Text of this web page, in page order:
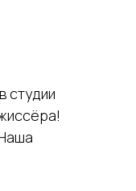
студии